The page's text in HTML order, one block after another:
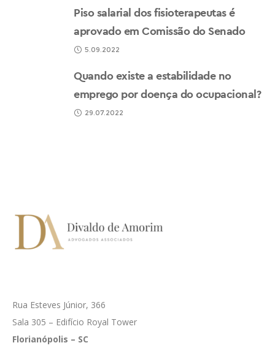
Piso salarial dos fisioterapeutas é
aprovado em Comissão do Senado
5.09.2022
Quando existe a estabilidade no
emprego por doença do ocupacional?
29.07.2022
Rua Esteves Júnior, 366
Sala 305 – Edifício Royal Tower
Florianópolis – SC